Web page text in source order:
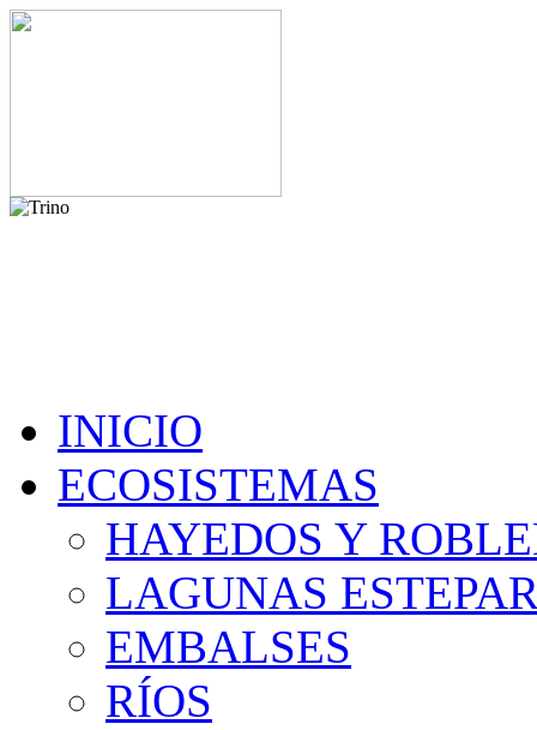
INICIO
ECOSISTEMAS
HAYEDOS Y
LAGUNAS
EMBALSES
RÍOS